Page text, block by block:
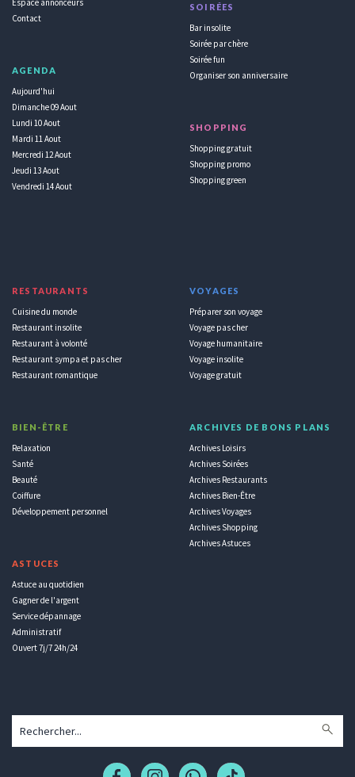
Espace annonceurs
Contact
AGENDA
Aujourd'hui
Dimanche 09 Aout
Lundi 10 Aout
Mardi 11 Aout
Mercredi 12 Aout
Jeudi 13 Aout
Vendredi 14 Aout
SOIRÉES
Bar insolite
Soirée par chère
Soirée fun
Organiser son anniversaire
SHOPPING
Shopping gratuit
Shopping promo
Shopping green
RESTAURANTS
Cuisine du monde
Restaurant insolite
Restaurant à volonté
Restaurant sympa et pas cher
Restaurant romantique
BIEN-ÊTRE
Relaxation
Santé
Beauté
Coiffure
Développement personnel
ASTUCES
Astuce au quotidien
Gagner de l'argent
Service dépannage
Administratif
Ouvert 7j/7 24h/24
VOYAGES
Préparer son voyage
Voyage pas cher
Voyage humanitaire
Voyage insolite
Voyage gratuit
ARCHIVES DE BONS PLANS
Archives Loisirs
Archives Soirées
Archives Restaurants
Archives Bien-Être
Archives Voyages
Archives Shopping
Archives Astuces